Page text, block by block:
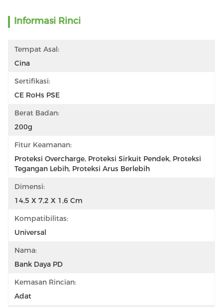
Informasi Rinci
Tempat Asal:
Cina
Sertifikasi:
CE RoHs PSE
Berat Badan:
200g
Fitur Keamanan:
Proteksi Overcharge, Proteksi Sirkuit Pendek, Proteksi
Tegangan Lebih, Proteksi Arus Berlebih
Dimensi:
14,5 X 7,2 X 1,6 Cm
Kompatibilitas:
Universal
Nama:
Bank Daya PD
Kemasan Rincian:
Adat